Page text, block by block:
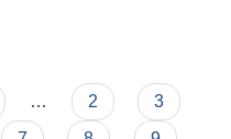
… 2
3